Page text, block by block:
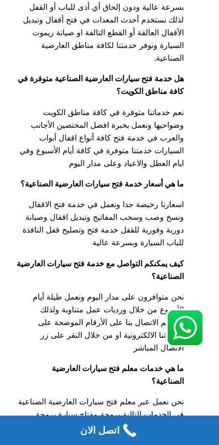
بسرعة عالية ودون إلحاق أي أذى للباب أو القفل
لذلك نستخدم أحدث المعدات في فتح أقفال وتبديل
الأقفال العالقة أو القطع التالفة او صيانة ريموت
السيارة ونوفر خدمتنا لكافة مناطق العارضية
الصناعية.
هل خدمة فتح سيارات العارضية الصناعية متوفرة في
كافة مناطق الكويت؟
نعم خدماتنا متوفرة في كافة مناطق الكويت
وضواحيها ونعمل بخبرة افضل المختصين الأجانب
والعرب في خدمة فتح كافة أنواع اقفال أبواب
السيارات خدمتنا متوفرة في كافة أيام الأسبوع وفي
ايام العطل والاعياد وعلى مدار اليوم
ما هي أسعار خدمة فتح سيارات العارضية الصناعية؟
اسعارنا رخيصة جدا ونعمل في خدمة فتح الاقفال
ونسخ وصب وسحب المفاتيح وتبديل اقفال وصيانة
دورية وفورية للقفل خدمة فتح وتصليح قفل النافذة
للباب السيارة وبسرعة عالية
كيف يمكنكم التواصل مع خدمة فتح سيارات العارضية
الصناعية؟
نحن متوافرون على مدار اليوم ونعمل طيلة أيام
الأسبوع من خلال ورديات عمل متناوبة ولذلك
يمكنكم الاتصال بنا على الأرقام الموضحة على
صفحاتنا الالكترونية او من خلال النقر على زر
الاتصال المباشر
ما هي خدمات معلم فتح سيارات العارضية
الصناعية؟
نحن نعمل عبر معلم فتح سيارات العارضية الصناعية
في الخدمات التالية برمجة مفتاح سيارة برمجة
ريموت سيارات رياضية صب ونسخ مفاتيح سيارات،
فتح اقفال سيارات فتح قفل سيارة عالق فتح سيارة
اتصل الان